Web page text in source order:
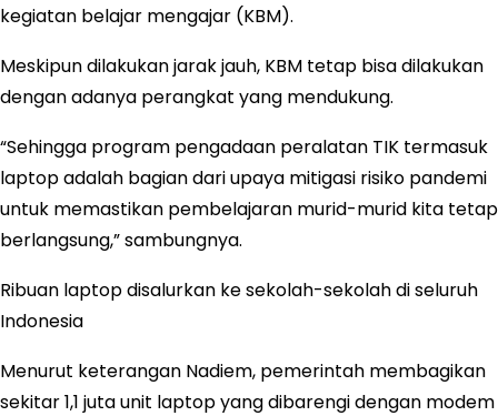
kegiatan belajar mengajar (KBM).
Meskipun dilakukan jarak jauh, KBM tetap bisa dilakukan
dengan adanya perangkat yang mendukung.
“Sehingga program pengadaan peralatan TIK termasuk
laptop adalah bagian dari upaya mitigasi risiko pandemi
untuk memastikan pembelajaran murid-murid kita tetap
berlangsung,” sambungnya.
Ribuan laptop disalurkan ke sekolah-sekolah di seluruh
Indonesia
Menurut keterangan Nadiem, pemerintah membagikan
sekitar 1,1 juta unit laptop yang dibarengi dengan modem